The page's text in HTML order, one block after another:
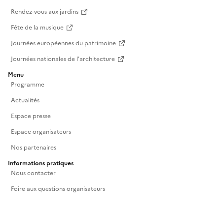
Rendez-vous aux jardins
Fête de la musique
Journées européennes du patrimoine
Journées nationales de l'architecture
Menu
Programme
Actualités
Espace presse
Espace organisateurs
Nos partenaires
Informations pratiques
Nous contacter
Foire aux questions organisateurs